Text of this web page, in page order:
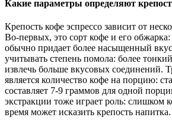
Какие параметры определяют
Крепость кофе эспрессо зависит от
Во-первых, это сорт кофе и его
обычно придает более насыщенный
учитывать степень помола: более
извлечь больше вкусовых соединений.
является количество кофе на порцию:
составляет 7-9 граммов для одной
экстракции тоже играет роль: слишком
время может исказить крепость напитка.